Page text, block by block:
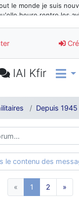
le monde je suis
heure rentre les
les quelques
contre le spam
bannière
> si tu parles du sujet
: Bonjour je viens
n'ont pas les mêmes
toutes et à tous.en
Basque vous auront
à la Ferté samedi
IAI Kfir
Depuis 1945
le contenu des
« 1 2 »